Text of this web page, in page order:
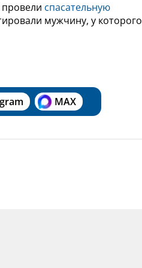
спасательную
мужчину, у которого
MAX